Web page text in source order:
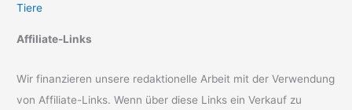
Tiere
Affiliate-Links
Wir finanzieren unsere redaktionelle Arbeit mit der Verwendung
von Affiliate-Links. Wenn über diese Links ein Verkauf zu